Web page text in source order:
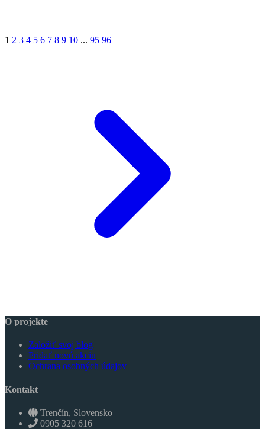
1 2 3 4 5 6 7 8 9 10 ... 95 96
O projekte
Založiť svoj blog
Pridať novú akciu
Ochrana osobných údajov
Kontakt
Trenčín, Slovensko
0905 320 616